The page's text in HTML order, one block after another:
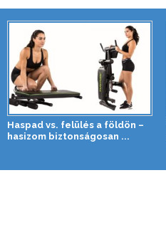
Haspad vs. felülés a földön –
hasizom biztonságosan ...